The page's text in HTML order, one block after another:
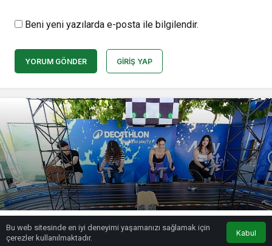
Beni yeni yazılarda e-posta ile bilgilendir.
YORUM GÖNDER GIRIŞ YAP
Decathlon MayFest’24, 9 bin
sporsevere ev sahipliği yaptı
Bu web sitesinde en iyi deneyimi yaşamanızı sağlamak için
çerezler kullanılmaktadır.
Kabul